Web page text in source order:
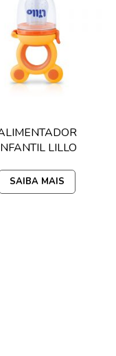
LILLO
SAIBA MAIS